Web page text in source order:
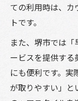
ての利用時は、
トです。
また、堺市では
ービスを提供す
にも便利です。
が取りやすい」と